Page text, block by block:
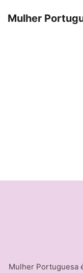
Mulher
Mulher Portuguesa